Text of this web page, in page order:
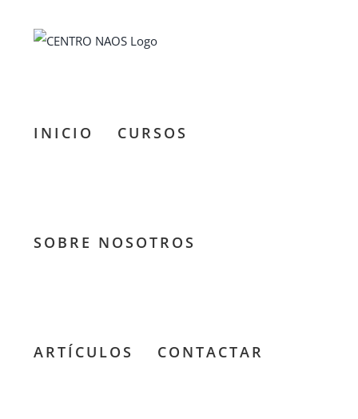
INICIO CURSOS
SOBRE NOSOTROS
ARTÍCULOS CONTACTAR
Tertulia:
Femenino.